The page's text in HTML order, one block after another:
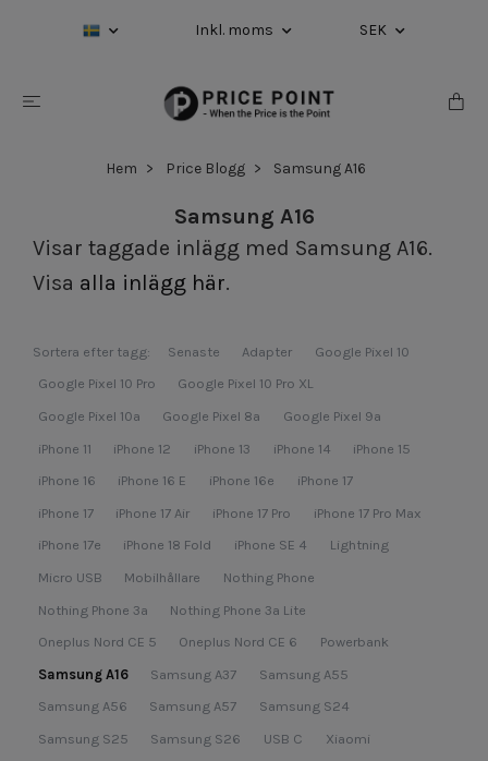
Inkl. moms SEK
Hem Price Blogg Samsung A16
Samsung A16
Visar taggade inlägg med Samsung A16.
Visa alla inlägg här.
Sortera efter tagg: Senaste Adapter
Google Pixel 10
Google Pixel 10 Pro
Google Pixel 10 Pro XL
Google Pixel 10a
Google Pixel 8a
Google Pixel 9a
iPhone 11
iPhone 12 iPhone 13 iPhone 14
iPhone 15
iPhone 16
iPhone 16 E iPhone 16e
iPhone 17
iPhone 17
iPhone 17 Air iPhone 17 Pro
iPhone 17 Pro Max
iPhone 17e
iPhone 18 Fold iPhone SE 4
Lightning
Micro USB
Mobilhållare
Nothing Phone
Nothing Phone 3a
Nothing Phone 3a Lite
Oneplus Nord CE 5
Oneplus Nord CE 6
Powerbank
Samsung A16
Samsung A37
Samsung A55
Samsung A56
Samsung A57
Samsung S24
Samsung S25
Samsung S26 USB C
Xiaomi